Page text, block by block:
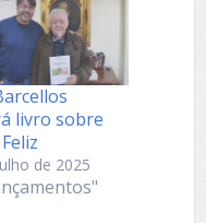
livro sobre
de 2025